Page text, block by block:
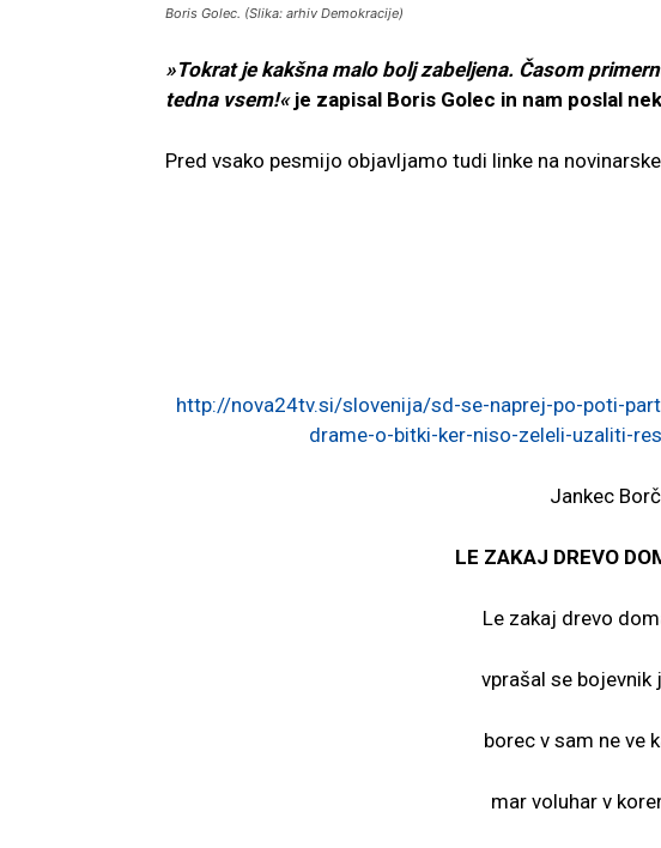
Boris Golec. (Slika: arhiv Demokracije)
»Tokrat je kakšna malo bolj zabeljena. Časom
tedna vsem!«je zapisal Boris Golec in nam poslal
Pred vsako pesmijo objavljamo tudi linke na
http://nova24tv.si/slovenija/sd-se-naprej-po-poti-
drame-o-bitki-ker-niso-zeleli-uzaliti-
Jankec
LE ZAKAJ DREVO
Le zakaj drevo
vprašal se bojevnik
borec v sam ne ve
mar voluhar v